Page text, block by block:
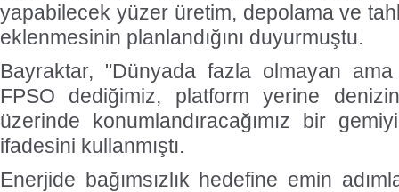
yapabilecek yüzer üretim, depolama ve
eklenmesinin planlandığını duyurmuştu.
Bayraktar, "Dünyada fazla olmayan
FPSO dediğimiz, platform yerine
üzerinde konumlandıracağımız bir
ifadesini kullanmıştı.
Enerjide bağımsızlık hedefine emin